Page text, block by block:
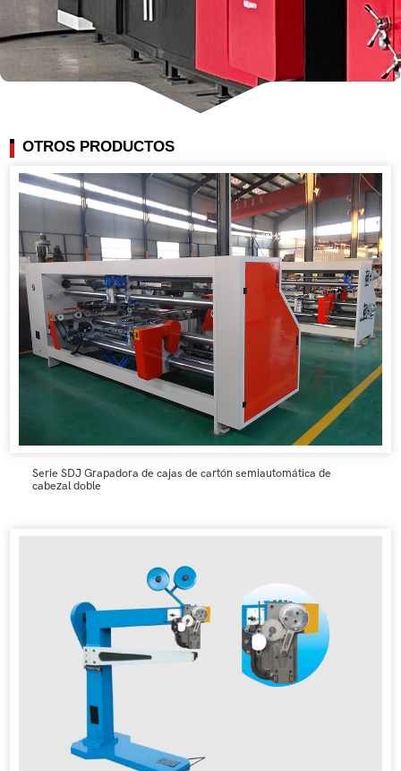
OTROS PRODUCTOS
Serie SDJ Grapadora de cajas de cartón semiautomática de
cabezal doble